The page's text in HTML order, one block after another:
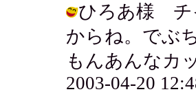
ひろあ様 チ
からね。でぶ
もんあんなカ
2003-04-20